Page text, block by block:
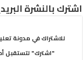
اشترك بالنشرة
للاشتراك في مدونة
"اشترك" لتستقبل